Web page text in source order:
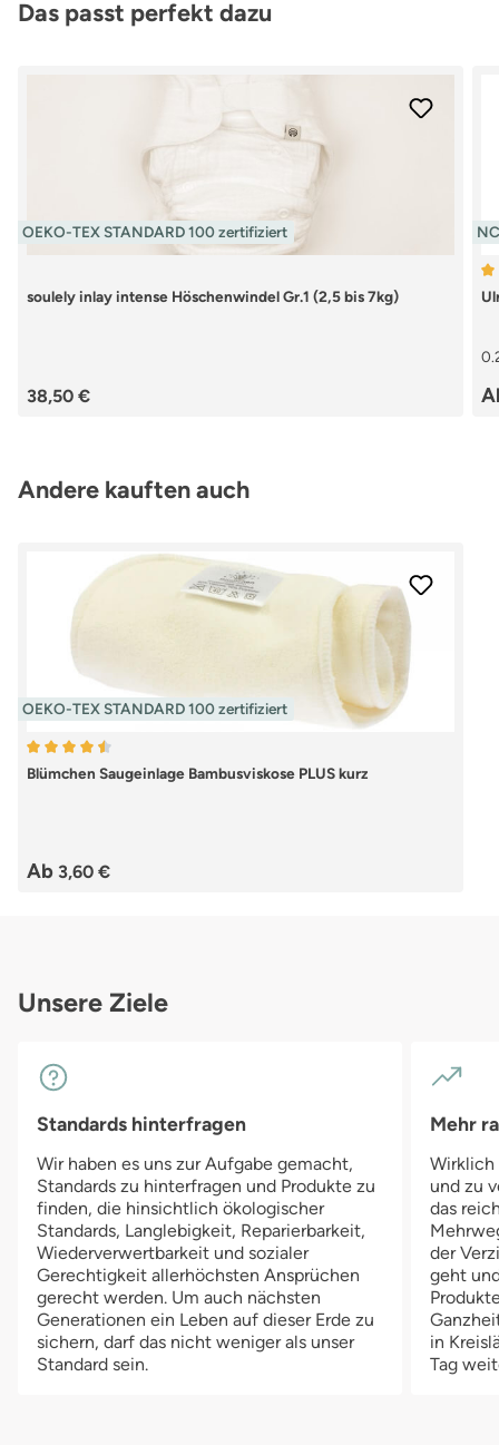
Das passt perfekt dazu
OEKO-TEX STANDARD 100 zertifiziert
soulely inlay intense Höschenwindel Gr.1 (2,5 bis 7kg)
Regulärer Preis:
38,50 €
Produktgalerie überspringen
Andere kauften auch
OEKO-TEX STANDARD 100 zertifiziert
Durchschnittliche Bewertung von 4.5 von 5 Sternen
Blümchen Saugeinlage Bambusviskose PLUS kurz
Regulärer Preis:
Ab 3,60 €
Unsere Ziele
Standards hinterfragen
Wir haben es uns zur Aufgabe gemacht,
Standards zu hinterfragen und Produkte zu
finden, die hinsichtlich ökologischer
Standards, Langlebigkeit, Reparierbarkeit,
Wiederverwertbarkeit und sozialer
Gerechtigkeit allerhöchsten Ansprüchen
gerecht werden. Um auch nächsten
Generationen ein Leben auf dieser Erde zu
sichern, darf das nicht weniger als unser
Standard sein.
Mehr
Wirklich
und zu
das
der
geht
in
Tag